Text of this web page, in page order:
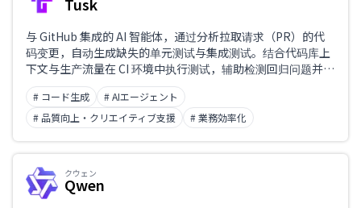
与 GitHub 集成的 AI 智能体，通过分析拉取请求（PR）的代
码变更，自动生成缺失的单元测试与集成测试。结合代码库上
下文与生产流量在 CI 环境中执行测试，辅助检测回归问题并提
升代码覆盖率。
# コード生成
# AIエージェント
# 品質向上・クリエイティブ支援
# 業務効率化
クウェン
Qwen